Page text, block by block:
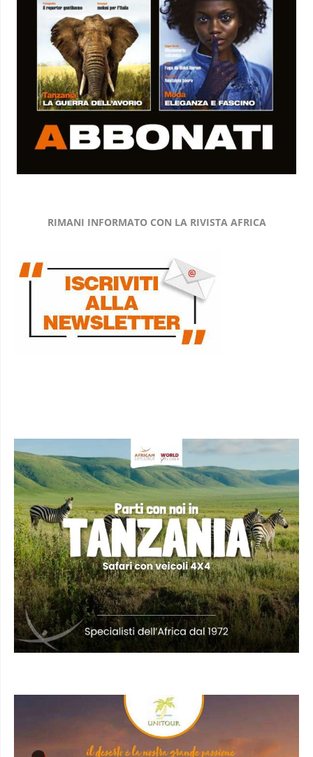
RIMANI INFORMATO CON LA RIVISTA AFRICA